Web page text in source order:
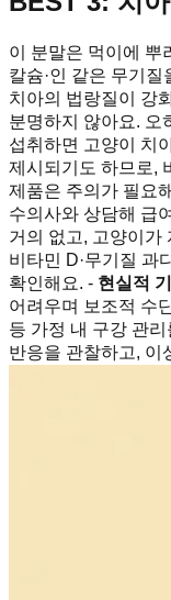
이 분말은 먹이에 뿌
칼슘·인 같은 무기
치아의 법랑질이 강
분명하지 않아요. 오
섭취하면 고양이 치
제시되기도 하므로,
제품은 주의가 필요
수의사와 상담해 급
거의 없고, 고양이가
비타민 D·무기질 과
확인해요. - 현실적
어려우며 보조적 수
등 가정 내 구강 관
반응을 관찰하고, 이